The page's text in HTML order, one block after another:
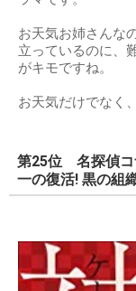
お天気お姉さんな
立っているのに、
がキモですね。
お天気だけでなく
第25位 名探偵コ
一の復活! 黒の組